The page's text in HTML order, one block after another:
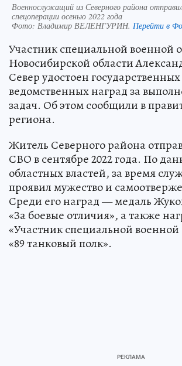
Военнослужащий из Северного района
спецоперации осенью 2022 года
Фото: Владимир ВЕЛЕНГУРИН. Перейти в
Участник специальной военной
Новосибирской области
Север удостоен
ведомственных наград за
задач. Об этом сообщили в
региона.
Житель Северного района
СВО в сентябре 2022 года. По
областных властей, за время
проявил мужество и
Среди его наград — медаль
«За боевые отличия», а также
«Участник специальной
«89 танковый полк».